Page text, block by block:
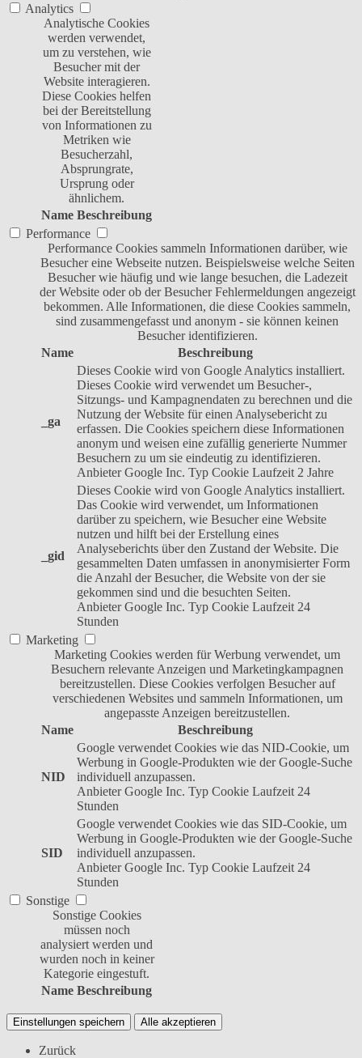
Analytics
Analytische Cookies
werden verwendet,
um zu verstehen, wie
Besucher mit der
Website interagieren.
Diese Cookies helfen
bei der Bereitstellung
von Informationen zu
Metriken wie
Besucherzahl,
Absprungrate,
Ursprung oder
ähnlichem.
Name Beschreibung
Performance
Performance Cookies sammeln Informationen darüber, wie
Besucher eine Webseite nutzen. Beispielsweise welche Seiten
Besucher wie häufig und wie lange besuchen, die Ladezeit
der Website oder ob der Besucher Fehlermeldungen angezeigt
bekommen. Alle Informationen, die diese Cookies sammeln,
sind zusammengefasst und anonym - sie können keinen
Besucher identifizieren.
Name
Beschreibung
_ga
Dieses Cookie wird von Google Analytics installiert.
Dieses Cookie wird verwendet um Besucher-,
Sitzungs- und Kampagnendaten zu berechnen und die
Nutzung der Website für einen Analysebericht zu
erfassen. Die Cookies speichern diese Informationen
anonym und weisen eine zufällig generierte Nummer
Besuchern zu um sie eindeutig zu identifizieren.
Anbieter Google Inc. Typ Cookie Laufzeit 2 Jahre
_gid
Dieses Cookie wird von Google Analytics installiert.
Das Cookie wird verwendet, um Informationen
darüber zu speichern, wie Besucher eine Website
nutzen und hilft bei der Erstellung eines
Analyseberichts über den Zustand der Website. Die
gesammelten Daten umfassen in anonymisierter Form
die Anzahl der Besucher, die Website von der sie
gekommen sind und die besuchten Seiten.
Anbieter Google Inc. Typ Cookie Laufzeit 24
Stunden
Marketing
Marketing Cookies werden für Werbung verwendet, um
Besuchern relevante Anzeigen und Marketingkampagnen
bereitzustellen. Diese Cookies verfolgen Besucher auf
verschiedenen Websites und sammeln Informationen, um
angepasste Anzeigen bereitzustellen.
Name
Beschreibung
NID
Google verwendet Cookies wie das NID-Cookie, um
Werbung in Google-Produkten wie der Google-Suche
individuell anzupassen.
Anbieter Google Inc. Typ Cookie Laufzeit 24
Stunden
SID
Google verwendet Cookies wie das SID-Cookie, um
Werbung in Google-Produkten wie der Google-Suche
individuell anzupassen.
Anbieter Google Inc. Typ Cookie Laufzeit 24
Stunden
Sonstige
Sonstige Cookies
müssen noch
analysiert werden und
wurden noch in keiner
Kategorie eingestuft.
Name Beschreibung
Einstellungen speichern Alle akzeptieren
Zurück